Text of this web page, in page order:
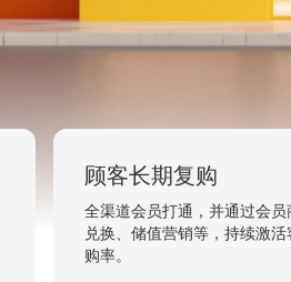
种草即下单
视频号、公众号、小程序全部打
被种草→点击直接跳转小程序下单